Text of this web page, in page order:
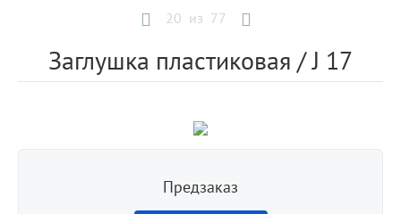
20 из 77
Заглушка пластиковая / J 17
Предзаказ